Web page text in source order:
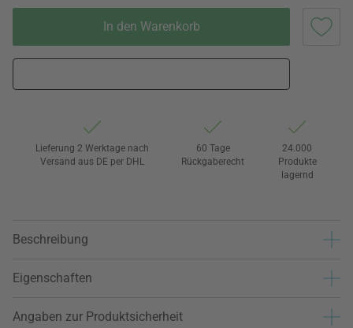
In den Warenkorb
Lieferung 2 Werktage nach
Versand aus DE per DHL
60 Tage
Rückgaberecht
24.000
Produkte
lagernd
Beschreibung
Eigenschaften
Angaben zur Produktsicherheit